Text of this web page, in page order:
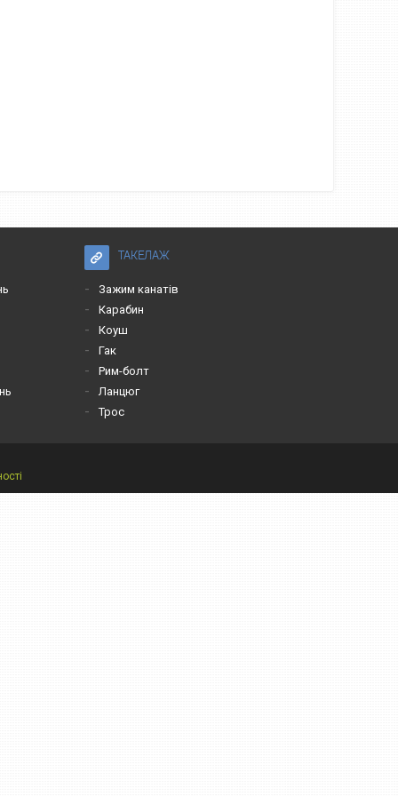
ТАКЕЛАЖ
Зажим канатів
Карабин
Коуш
Гак
Рим-болт
Ланцюг
Трос